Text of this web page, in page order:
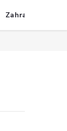
Zahrada